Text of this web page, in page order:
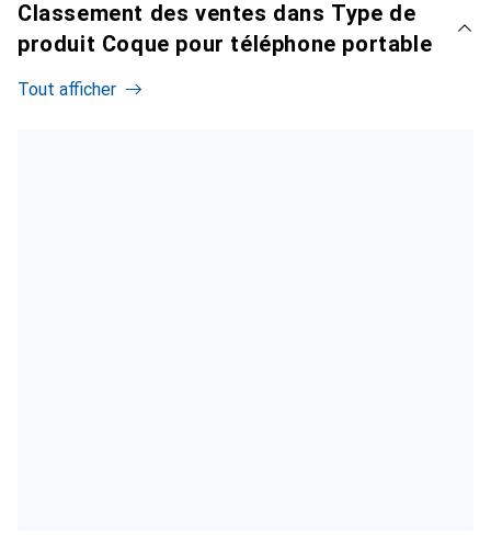
Classement des ventes dans Type de
produit Coque pour téléphone portable
Tout afficher